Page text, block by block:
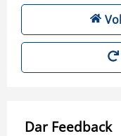
Dar Feedback